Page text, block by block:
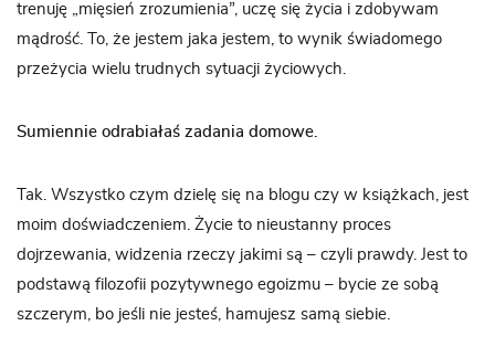
trenuję „mięsień zrozumienia”, uczę się życia i zdobywam
mądrość. To, że jestem jaka jestem, to wynik świadomego
przeżycia wielu trudnych sytuacji życiowych.
Sumiennie odrabiałaś zadania domowe.
Tak. Wszystko czym dzielę się na blogu czy w książkach, jest
moim doświadczeniem. Życie to nieustanny proces
dojrzewania, widzenia rzeczy jakimi są – czyli prawdy. Jest to
podstawą filozofii pozytywnego egoizmu – bycie ze sobą
szczerym, bo jeśli nie jesteś, hamujesz samą siebie.